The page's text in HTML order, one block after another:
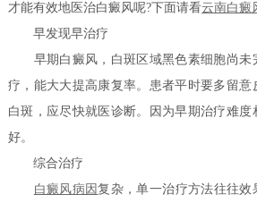
才能有效地医治白癜风呢?下面请看云南白癜
早发现早治疗
早期白癜风，白斑区域黑色素细胞尚未
疗，能大大提高康复率。患者平时要多留意
白斑，应尽快就医诊断。因为早期治疗难度
好。
综合治疗
白癜风病因复杂，单一治疗方法往往